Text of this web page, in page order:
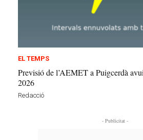
EL TEMPS
Previsió de l’AEMET a Puigcerdà
2026
Redacció
- Publicitat -